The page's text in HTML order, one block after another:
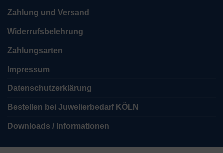
Zahlung und Versand
Widerrufsbelehrung
Zahlungsarten
Impressum
Datenschutzerklärung
Bestellen bei Juwelierbedarf KÖLN
Downloads / Informationen